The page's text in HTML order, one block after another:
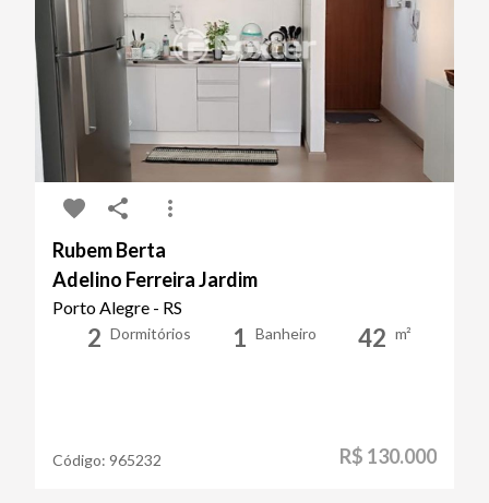
Rubem Berta
Adelino Ferreira Jardim
Porto Alegre - RS
2 Dormitórios 1 Banheiro 42 m²
Código: 965232 R$ 130.000